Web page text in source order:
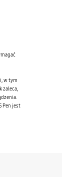
w tym
zaleca,
Pen jest